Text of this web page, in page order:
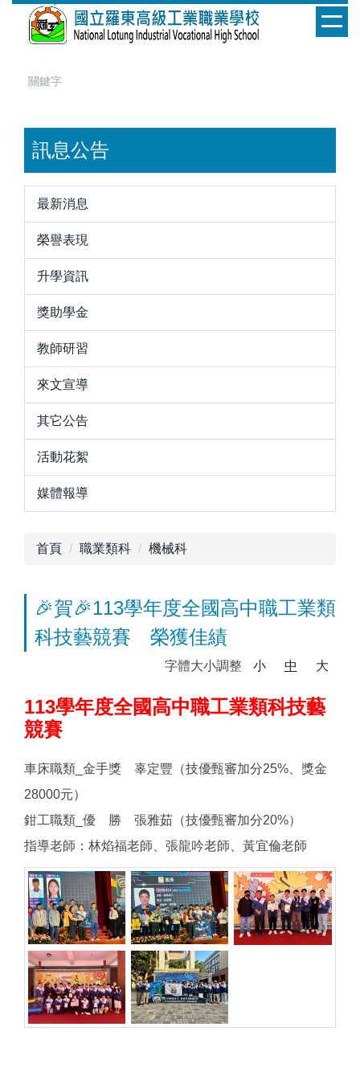
訊息公告
最新消息
榮譽表現
升學資訊
獎助學金
教師研習
來文宣導
其它公告
活動花絮
媒體報導
首頁 職業類科 機械科
🎉賀🎉113學年度全國高中職工業類
科技藝競賽 榮獲佳績
字體大小調整 小 中 大
113學年度全國高中職工業類科技藝
競賽
車床職類_金手獎 辜定豐（技優甄審加分25%、獎金
28000元）
鉗工職類_優 勝 張雅茹（技優甄審加分20%）
指導老師：林焰福老師、張龍吟老師、黃宜倫老師